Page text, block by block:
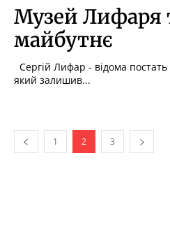
Музей Лифаря
майбутнє
який залишив...
1 2 3